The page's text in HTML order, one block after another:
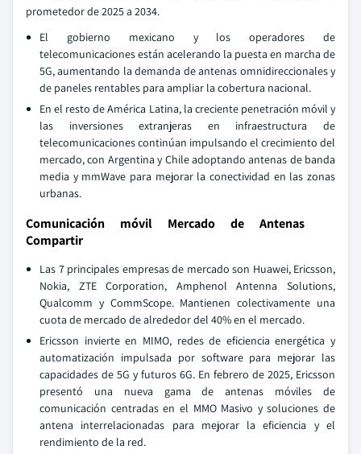
prometedor de 2025 a 2034.
El gobierno mexicano y los operadores de
telecomunicaciones están acelerando la puesta en marcha de
5G, aumentando la demanda de antenas omnidireccionales y
de paneles rentables para ampliar la cobertura nacional.
En el resto de América Latina, la creciente penetración móvil y
las inversiones extranjeras en infraestructura de
telecomunicaciones continúan impulsando el crecimiento del
mercado, con Argentina y Chile adoptando antenas de banda
media y mmWave para mejorar la conectividad en las zonas
urbanas.
Comunicación móvil Mercado de Antenas
Compartir
Las 7 principales empresas de mercado son Huawei, Ericsson,
Nokia, ZTE Corporation, Amphenol Antenna Solutions,
Qualcomm y CommScope. Mantienen colectivamente una
cuota de mercado de alrededor del 40% en el mercado.
Ericsson invierte en MIMO, redes de eficiencia energética y
automatización impulsada por software para mejorar las
capacidades de 5G y futuros 6G. En febrero de 2025, Ericsson
presentó una nueva gama de antenas móviles de
comunicación centradas en el MMO Masivo y soluciones de
antena interrelacionadas para mejorar la eficiencia y el
rendimiento de la red.